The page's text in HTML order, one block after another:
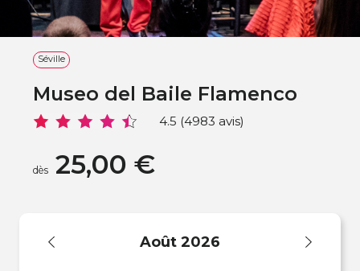
Séville
Museo del Baile Flamenco
4.5 (4983 avis)
dès25,00 €
Août 2026